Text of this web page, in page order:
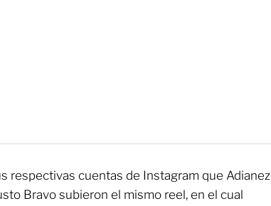
respectivas cuentas de Instagram que Adianez
Bravo subieron el mismo reel, en el cual